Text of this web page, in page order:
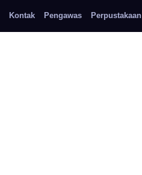
Kontak Pengawas Perpustakaan